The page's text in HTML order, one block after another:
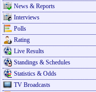
News & Reports
Interviews
Polls
Rating
Live Results
Standings & Schedules
Statistics & Odds
TV Broadcasts